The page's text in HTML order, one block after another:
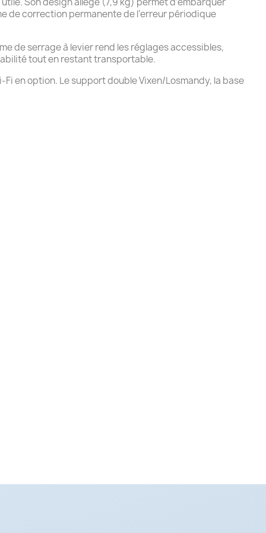
de correction permanente de l’erreur périodique
de serrage à levier rend les réglages accessibles,
tout en restant transportable.
en option. Le support double Vixen/Losmandy, la base